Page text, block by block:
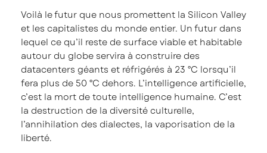
Voilà le futur que nous promettent la Silicon Valley
et les capitalistes du monde entier. Un futur dans
lequel ce qu’il reste de surface viable et habitable
autour du globe servira à construire des
datacenters géants et réfrigérés à 23 °C lorsqu’il
fera plus de 50 °C dehors. L’intelligence artificielle,
c’est la mort de toute intelligence humaine. C’est
la destruction de la diversité culturelle,
l’annihilation des dialectes, la vaporisation de la
liberté.